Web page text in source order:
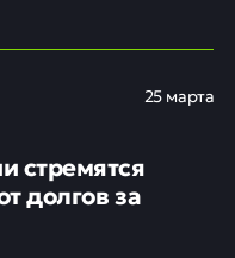
25 марта
стремятся
долгов за